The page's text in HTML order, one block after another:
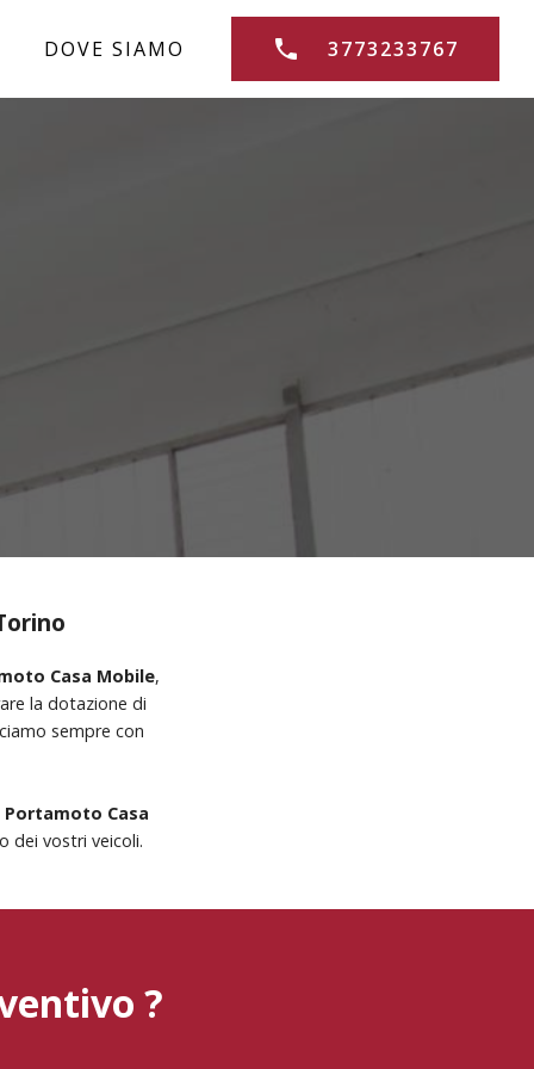
DOVE SIAMO 3773233767
Casa Mobile,
la dotazione di
sempre con
Casa
dei vostri veicoli.
?